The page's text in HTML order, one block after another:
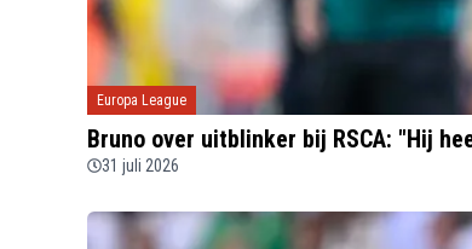
Europa League
Bruno over uitblinker bij RSCA: "Hij
31 juli 2026